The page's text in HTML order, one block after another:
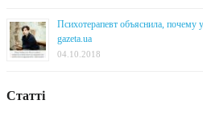
Психотерапевт объяснила,
gazeta.ua
04.10.2018
Статті